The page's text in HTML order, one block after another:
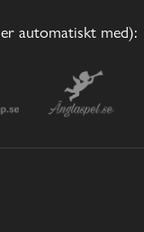
automatiskt med):